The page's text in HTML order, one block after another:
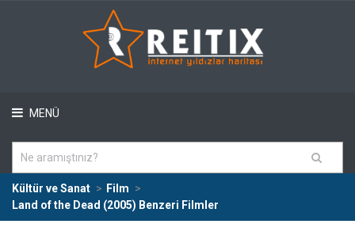
MENÜ
Kültür ve Sanat
Film
Land of the Dead (2005) Benzeri Filmler